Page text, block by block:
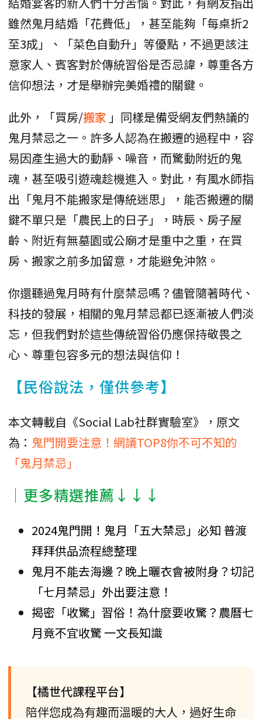
雖然鬼月結婚「花費低」，甚至能夠「每桌折2
至3成」、「菜色自動升」等優點，不過更該注
意家人、賓客對於傳統習俗是否忌諱，尊重各方
信仰想法，才是舉辦完美婚禮的關鍵。
此外，「買房/搬家 」同樣是備受網友們熱議的
鬼月禁忌之一。許多人認為在搬遷的過程中，容
易因產生過大的動靜、噪音，而驚動附近的鬼
魂，甚至吸引遊魂趁機進入。對此，有風水師指
出「鬼月不能搬家是傳統迷思」，能否搬遷的關
鍵不單只是「農民上的日子」，時辰、房子屋
齡、附近有無墓園或公廟才是重中之重，在買
房、搬家之前多加留意，才能避免沖煞。
你還聽過鬼月時有什麼禁忌嗎？儘管隨著時代、
科技的發展，相關的鬼月禁忌都已逐漸被人們淡
忘，但我們對於這些傳統習俗仍應保持敬畏之
心、尊重包容多元的想法與信仰！
【民俗說法，僅供參考】
本文轉載自《Social Lab社群實驗室》，原文
為： 鬼門開要注意！網議TOP8你不可不知的
「鬼月禁忌」
│更多精選推薦↓↓↓
2024鬼門開！鬼月「五大禁忌」必知 普渡
拜拜供品流程總整理
鬼月不能去海邊？晚上曬衣會被附身？切記
「七月禁忌」外出要注意！
揭密「收驚」習俗！為什麼要收驚？農曆七
月竟不宜收驚 一文長知識
【橘世代課程平台】
陪伴您成為有趣而溫暖的大人，過好生命